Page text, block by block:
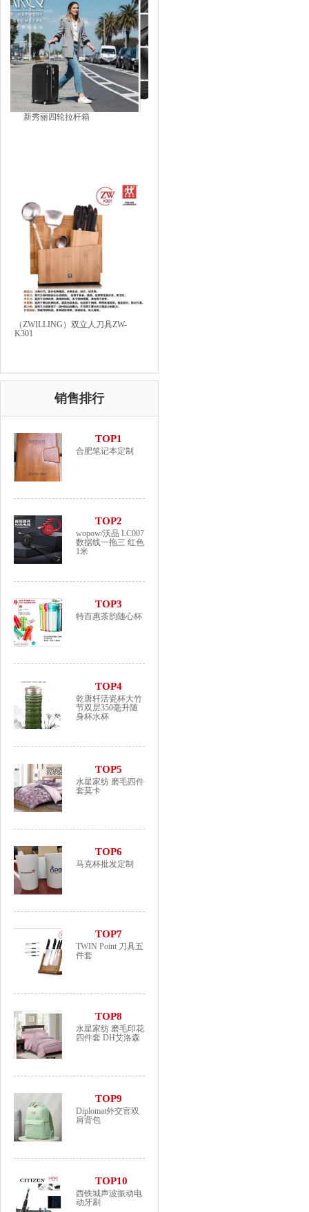
新秀丽四轮拉杆箱
（ZWILLING）双立人刀具ZW-
K301
销售排行
TOP1
合肥笔记本定制
TOP2
wopow/沃品 LC007
数据线一拖三 红色
1米
TOP3
特百惠茶韵随心杯
TOP4
乾唐轩活瓷杯大竹
节双层350毫升随
身杯水杯
TOP5
水星家纺 磨毛四件
套莫卡
TOP6
马克杯批发定制
TOP7
TWIN Point 刀具五
件套
TOP8
水星家纺 磨毛印花
四件套 DH艾洛森
TOP9
Diplomat外交官双
肩背包
TOP10
西铁城声波振动电
动牙刷